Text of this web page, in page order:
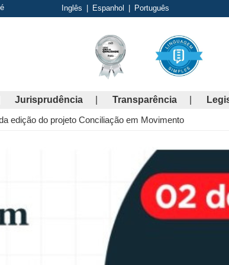
Inglês Espanhol Português
Jurisprudência Transparência
edição do projeto Conciliação em Movimento